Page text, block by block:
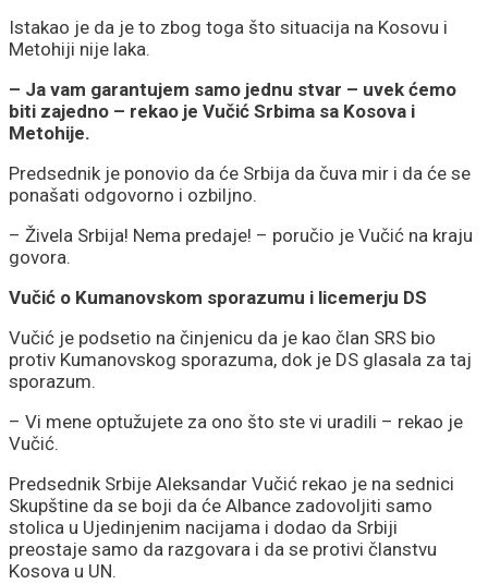
Istakao je da je to zbog toga što situacija na Kosovu i
Metohiji nije laka.
– Ja vam garantujem samo jednu stvar – uvek ćemo
biti zajedno – rekao je Vučić Srbima sa Kosova i
Metohije.
Predsednik je ponovio da će Srbija da čuva mir i da će se
ponašati odgovorno i ozbiljno.
– Živela Srbija! Nema predaje! – poručio je Vučić na kraju
govora.
Vučić o Kumanovskom sporazumu i licemerju DS
Vučić je podsetio na činjenicu da je kao član SRS bio
protiv Kumanovskog sporazuma, dok je DS glasala za taj
sporazum.
– Vi mene optužujete za ono što ste vi uradili – rekao je
Vučić.
Predsednik Srbije Aleksandar Vučić rekao je na sednici
Skupštine da se boji da će Albance zadovoljiti samo
stolica u Ujedinjenim nacijama i dodao da Srbiji
preostaje samo da razgovara i da se protivi članstvu
Kosova u UN.